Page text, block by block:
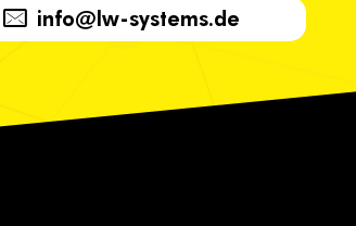
info@lw-systems.de